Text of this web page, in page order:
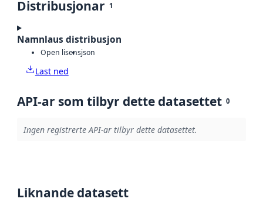
Distribusjonar 1
Namnlaus distribusjon
Open lisensjson
Last ned
API-ar som tilbyr dette datasettet 0
Ingen registrerte API-ar tilbyr dette datasettet.
Liknande datasett